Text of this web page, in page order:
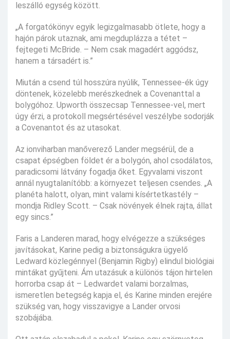
leszálló egység között.
„A forgatókönyv egyik legizgalmasabb ötlete, hogy a
hajón párok utaznak, ami megduplázza a tétet –
fejtegeti McBride. – Nem csak magadért aggódsz,
hanem a társadért is.”
Miután a csend túl hosszúra nyúlik, Tennessee-ék úgy
döntenek, közelebb merészkednek a Covenanttal a
bolygóhoz. Upworth összecsap Tennessee-vel, mert
úgy érzi, a protokoll megsértésével veszélybe sodorják
a Covenantot és az utasokat.
Az ionviharban manőverező Lander megsérül, de a
csapat épségben földet ér a bolygón, ahol csodálatos,
paradicsomi látvány fogadja őket. Egyvalami viszont
annál nyugtalanítóbb: a környezet teljesen csendes. „A
planéta halott, olyan, mint valami kísértetkastély –
mondja Ridley Scott. – Csak növények élnek rajta, állat
egy sincs.”
Faris a Landeren marad, hogy elvégezze a szükséges
javításokat, Karine pedig a biztonságukra ügyelő
Ledward közlegénnyel (Benjamin Rigby) elindul biológiai
mintákat gyűjteni. Ám utazásuk a különös tájon hirtelen
horrorba csap át – Ledwardet valami borzalmas,
ismeretlen betegség kapja el, és Karine minden erejére
szükség van, hogy visszavigye a Lander orvosi
szobájába.